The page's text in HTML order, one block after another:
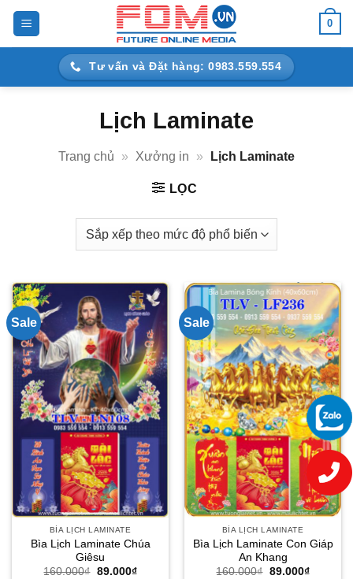
Bỏ
nội
0
Tư vấn và Đặt hàng: 0983.559.554
Lịch Laminate
Trang chủ » Xưởng in » Lịch Laminate
LỌC
Sale
BÌA LỊCH LAMINATE
Bìa Lịch Laminate Chúa
Giêsu
160.000₫ Giá
89.000₫Giá
Sale
BÌA LỊCH LAMINATE
Bìa Lịch Laminate Con Giáp
An Khang
160.000₫ Giá
89.000₫Giá